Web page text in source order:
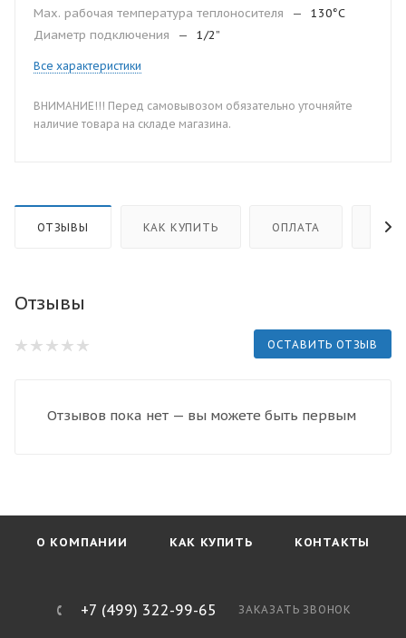
Мax. рабочая температура теплоносителя
—
130°С
Диаметр подключения
— 1/2”
Все характеристики
ВНИМАНИЕ!!! Перед самовывозом обязательно уточняйте
наличие товара на складе магазина.
ОТЗЫВЫ КАК КУПИТЬ ОПЛАТА
Отзывы
ОСТАВИТЬ ОТЗЫВ
Отзывов пока нет — вы можете быть первым
О КОМПАНИИ КАК КУПИТЬ КОНТАКТЫ
+7 (499) 322-99-65 ЗАКАЗАТЬ ЗВОНОК